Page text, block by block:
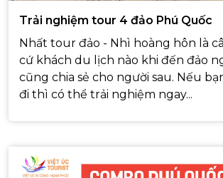
Trải nghiệm tour 4 đảo Phú Quốc
Nhất tour đảo - Nhì hoàng hôn là
cứ khách du lịch nào khi đến đảo
cũng chia sẻ cho người sau. Nếu
đi thì có thể trải nghiệm ngay...